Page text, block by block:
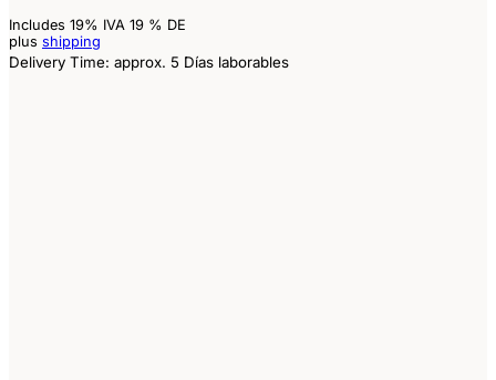
Includes 19% IVA 19 % DE
plus shipping
Delivery Time: approx. 5 Días laborables